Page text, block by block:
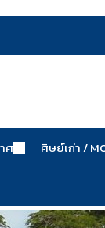
ศ ศิษย์เก่า /